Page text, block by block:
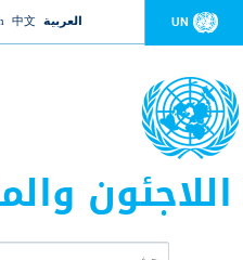
UN العربية 中文
اللاجئون